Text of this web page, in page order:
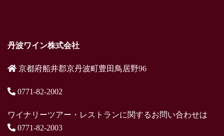
丹波ワイン株式会社
京都府船井郡京丹波町豊田鳥居野96
0771-82-2002
ワイナリーツアー・レストランに関するお問い合わせは
0771-82-2003